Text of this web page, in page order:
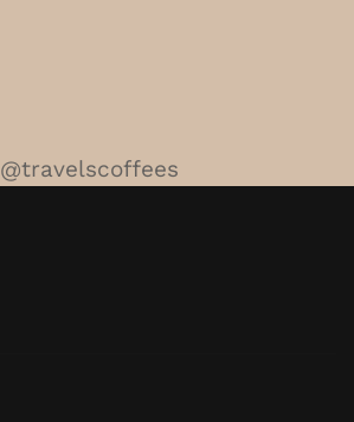
@travelscoffees